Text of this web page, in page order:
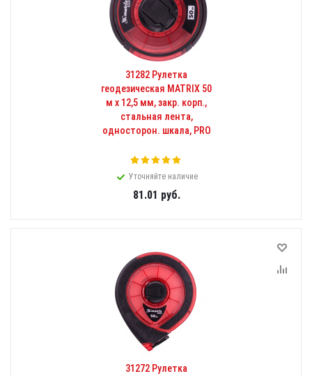
31282 Рулетка
геодезическая MATRIX 50
м х 12,5 мм, закр. корп.,
стальная лента,
односторон. шкала, PRO
Уточняйте наличие
81.01 руб.
31272 Рулетка